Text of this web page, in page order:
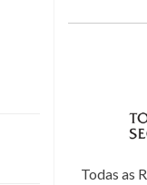
Todas as